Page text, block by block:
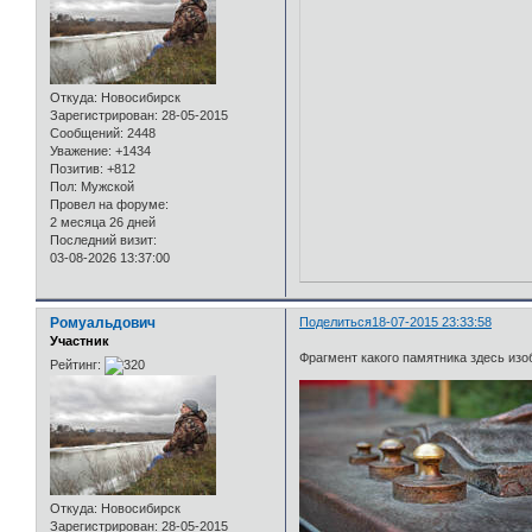
Откуда: Новосибирск
Зарегистрирован: 28-05-2015
Сообщений: 2448
Уважение: +1434
Позитив: +812
Пол: Мужской
Провел на форуме:
2 месяца 26 дней
Последний визит:
03-08-2026 13:37:00
Поделиться18-07-2015 23:33:58
Ромуальдович
Участник
Рейтинг:
Откуда: Новосибирск
Зарегистрирован: 28-05-2015
Фрагмент какого памятника здесь